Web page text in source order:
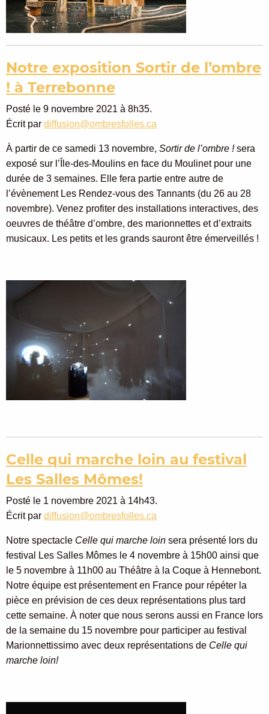
Notre exposition Sortir de l’ombre
! à Terrebonne
Posté le 9 novembre 2021 à 8h35.
Écrit par diffusion@ombresfolles.ca
À partir de ce samedi 13 novembre, Sortir de l’ombre !sera
exposé sur l’Île-des-Moulins en face du Moulinet pour une
durée de 3 semaines. Elle fera partie entre autre de
l’évènement Les Rendez-vous des Tannants (du 26 au 28
novembre). Venez profiter des installations interactives, des
oeuvres de théâtre d’ombre, des marionnettes et d’extraits
musicaux. Les petits et les grands sauront être émerveillés !
Celle qui marche loin au festival
Les Salles Mômes!
Posté le 1 novembre 2021 à 14h43.
Écrit par diffusion@ombresfolles.ca
Notre spectacle Celle qui marche loin sera présenté lors du
festival Les Salles Mômes le 4 novembre à 15h00 ainsi que
le 5 novembre à 11h00 au Théâtre à la Coque à Hennebont.
Notre équipe est présentement en France pour répéter la
pièce en prévision de ces deux représentations plus tard
cette semaine. À noter que nous serons aussi en France lors
de la semaine du 15 novembre pour participer au festival
Marionnettissimo avec deux représentations de Celle qui
marche loin!